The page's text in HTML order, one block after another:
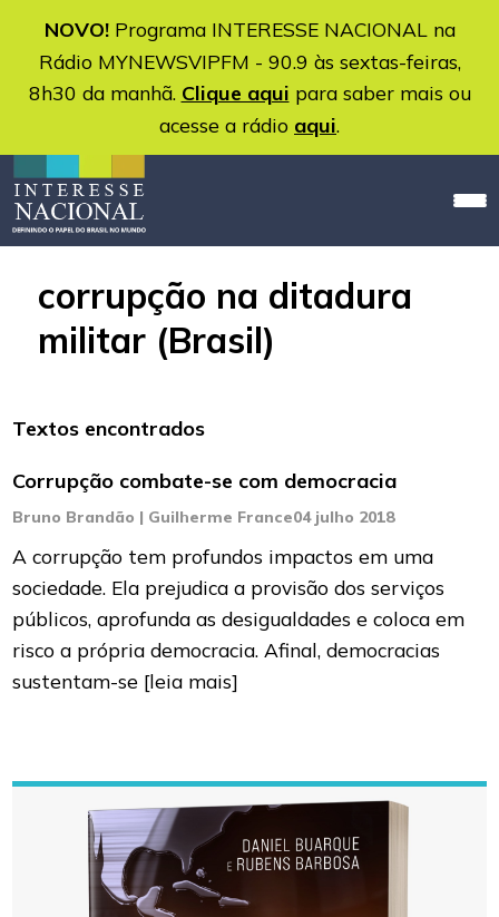
NOVO!Programa INTERESSE NACIONAL na
Rádio MYNEWSVIPFM - 90.9 às sextas-feiras,
8h30 da manhã. Clique aqui para saber mais ou
acesse a rádio aqui.
corrupção na ditadura
militar (Brasil)
Textos encontrados
Corrupção combate-se com democracia
Bruno Brandão | Guilherme France04 julho 2018
A corrupção tem profundos impactos em uma
sociedade. Ela prejudica a provisão dos serviços
públicos, aprofunda as desigualdades e coloca em
risco a própria democracia. Afinal, democracias
sustentam-se [leia mais]